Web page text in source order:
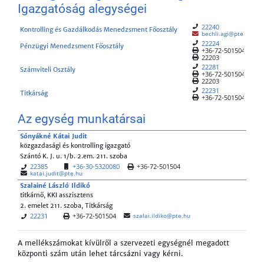
Igazgatóság alegységei
Kontrolling és Gazdálkodás Menedzsment Főosztály 22240
bechli.agi@pte.hu
Pénzügyi Menedzsment Főosztály
22224
+36-72-501504
22203
Számviteli Osztály
22281
+36-72-501504
22203
Titkárság
22231
+36-72-501504
Az egység munkatársai
Sónyákné Kátai Judit
közgazdasági és kontrolling igazgató
Szántó K. J. u. 1/b. 2.em. 211. szoba
22385 +36-30-5320080 +36-72-501504
katai.judit@pte.hu
Szalainé László Ildikó
titkárnő, KKI asszisztens
2. emelet 211. szoba, Titkárság
22231 +36-72-501504 szalai.ildiko@pte.hu
A mellékszámokat kívülről a szervezeti egységnél megadott
központi szám után lehet tárcsázni vagy kérni.